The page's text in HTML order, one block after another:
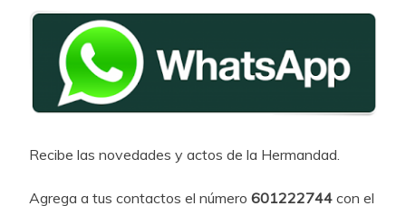
Recibe las novedades y actos de la Hermandad.
Agrega a tus contactos el número 601222744 con el